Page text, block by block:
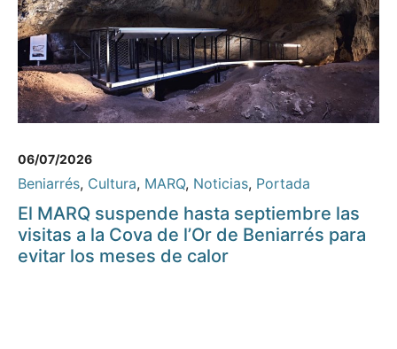
06/07/2026
Beniarrés, Cultura, MARQ, Noticias, Portada
El MARQ suspende hasta septiembre las
visitas a la Cova de l’Or de Beniarrés para
evitar los meses de calor